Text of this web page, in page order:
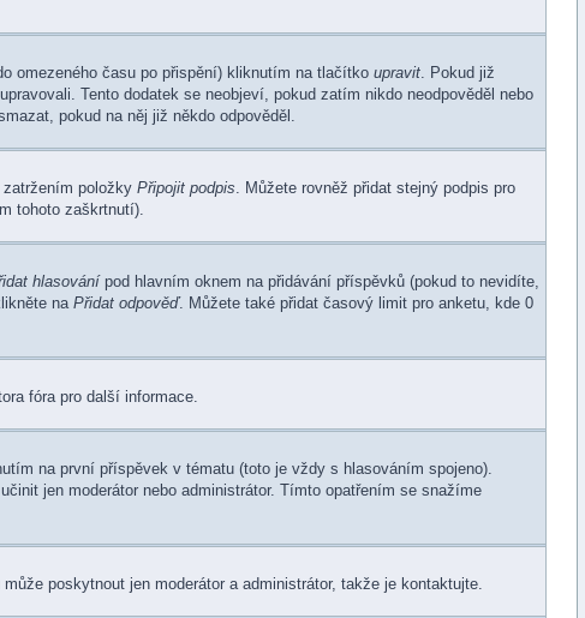
omezeného času po přispění) kliknutím na tlačítko upravit. Pokud již
Tento dodatek se neobjeví, pokud zatím nikdo neodpověděl nebo
pokud na něj již někdo odpověděl.
položky Připojit podpis. Můžete rovněž přidat stejný podpis pro
tohoto zaškrtnutí).
hlasovánípod hlavním oknem na přidávání příspěvků (pokud to nevidíte,
na Přidat odpověď. Můžete také přidat časový limit pro anketu, kde 0
fóra pro další informace.
na první příspěvek v tématu (toto je vždy s hlasováním spojeno).
jen moderátor nebo administrátor. Tímto opatřením se snažíme
poskytnout jen moderátor a administrátor, takže je kontaktujte.